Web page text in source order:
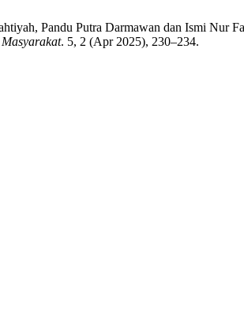
Pandu Putra Darmawan dan Ismi Nur
. 5, 2 (Apr 2025), 230–234.